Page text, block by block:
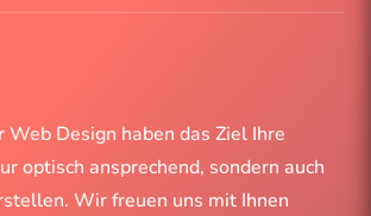
Design haben das Ziel Ihre
optisch ansprechend, sondern auch
Wir freuen uns mit Ihnen